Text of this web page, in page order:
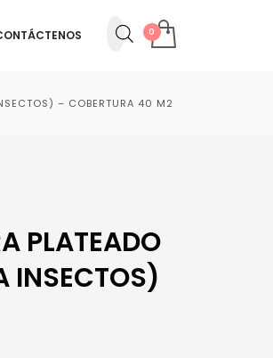
– COBERTURA 40 M2
PLATEADO
INSECTOS)